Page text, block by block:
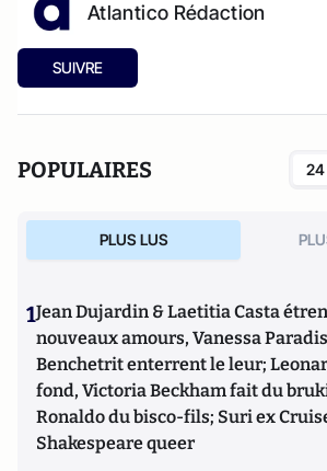
Atlantico Rédaction
SUIVRE
POPULAIRES 24
PLUS LUS
1Jean Dujardin & Laetitia Casta
nouveaux amours, Vanessa
Benchetrit enterrent le leur;
fond, Victoria Beckham fait du
Ronaldo du bisco-fils; Suri ex
Shakespeare queer